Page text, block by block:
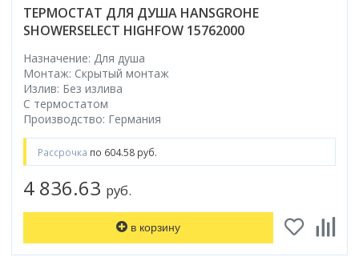
ТЕРМОСТАТ ДЛЯ ДУША HANSGROHE
SHOWERSELECT HIGHFOW 15762000
Назначение: Для душа
Монтаж: Скрытый монтаж
Излив: Без излива
С термостатом
Производство: Германия
Рассрочка по 604.58 руб.
4 836.63 руб.
в корзину